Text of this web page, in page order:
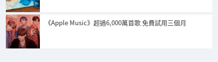
《Apple Music》超過6,000萬首歌 免費試用三個月